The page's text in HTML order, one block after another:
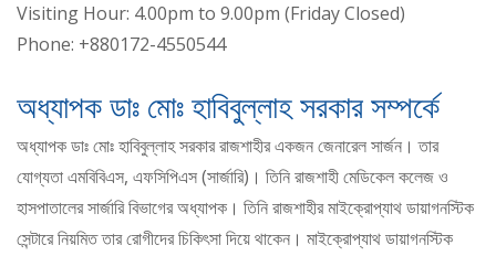
Visiting Hour: 4.00pm to 9.00pm (Friday Closed)
Phone: +880172-4550544
অধ্যাপক ডাঃ মোঃ হাবিবুল্লাহ সরকার সম্পর্কে
অধ্যাপক ডাঃ মোঃ হাবিবুল্লাহ সরকার রাজশাহীর একজন জেনারেল সার্জন। তার
যোগ্যতা এমবিবিএস, এফসিপিএস (সার্জারি)। তিনি রাজশাহী মেডিকেল কলেজ ও
হাসপাতালের সার্জারি বিভাগের অধ্যাপক। তিনি রাজশাহীর মাইক্রোপ্যাথ ডায়াগনস্টিক
সেন্টারে নিয়মিত তার রোগীদের চিকিৎসা দিয়ে থাকেন। মাইক্রোপ্যাথ ডায়াগনস্টিক